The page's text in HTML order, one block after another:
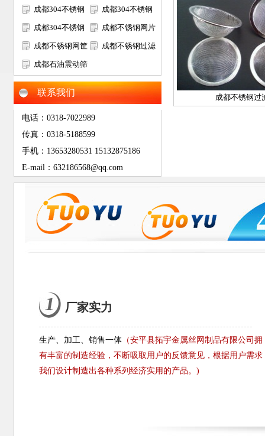
装饰网 网片
成都304不锈钢
过滤网筒
成都304不锈钢
筛网
成都304不锈钢
矿筛网
成都不锈钢网片
成都不锈钢网筐
网篮
成都不锈钢过滤
成都石油震动筛
网
联系我们
电话：0318-7022989
传真：0318-5188599
手机：13653280531 15132875186
E-mail：632186568@qq.com
成都不锈钢过
厂家实力
生产、加工、销售一体 （安平县拓宇金属丝网制品有限公司拥
有丰富的制造经验，不断吸取用户的反馈意见，根据用户需求
我们设计制造出各种系列经济实用的产品。)